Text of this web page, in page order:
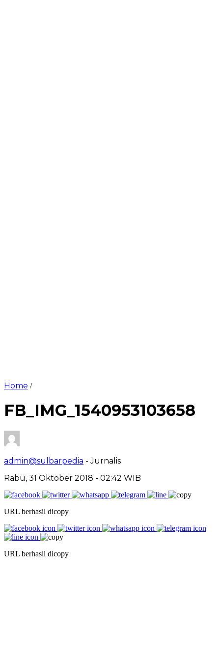
Home /
FB_IMG_1540953103658
admin@sulbarpedia - Jurnalis
Rabu, 31 Oktober 2018 - 02:42 WIB
URL berhasil dicopy
URL berhasil dicopy